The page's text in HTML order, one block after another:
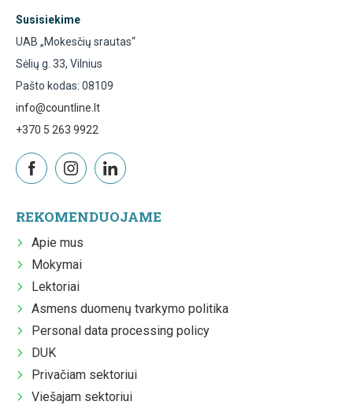
Susisiekime
UAB „Mokesčių srautas“
Sėlių g. 33, Vilnius
Pašto kodas: 08109
info@countline.lt
+370 5 263 9922
REKOMENDUOJAME
Apie mus
Mokymai
Lektoriai
Asmens duomenų tvarkymo politika
Personal data processing policy
DUK
Privačiam sektoriui
Viešajam sektoriui